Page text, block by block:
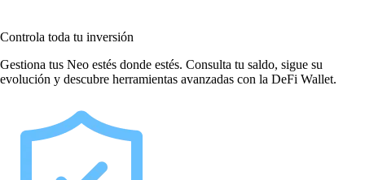
Controla toda tu inversión
Gestiona tus Neo estés donde estés. Consulta tu saldo, sigue su
evolución y descubre herramientas avanzadas con la DeFi Wallet.